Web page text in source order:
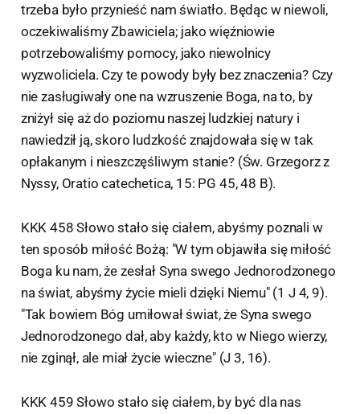
trzeba było przynieść nam światło. Będąc w niewoli,
oczekiwaliśmy Zbawiciela; jako więźniowie
potrzebowaliśmy pomocy, jako niewolnicy
wyzwoliciela. Czy te powody były bez znaczenia? Czy
nie zasługiwały one na wzruszenie Boga, na to, by
zniżył się aż do poziomu naszej ludzkiej natury i
nawiedził ją, skoro ludzkość znajdowała się w tak
opłakanym i nieszczęśliwym stanie? (Św. Grzegorz z
Nyssy, Oratio catechetica, 15: PG 45, 48 B).
KKK 458 Słowo stało się ciałem, abyśmy poznali w
ten sposób miłość Bożą: "W tym objawiła się miłość
Boga ku nam, że zesłał Syna swego Jednorodzonego
na świat, abyśmy życie mieli dzięki Niemu" (1 J 4, 9).
"Tak bowiem Bóg umiłował świat, że Syna swego
Jednorodzonego dał, aby każdy, kto w Niego wierzy,
nie zginął, ale miał życie wieczne" (J 3, 16).
KKK 459 Słowo stało się ciałem, by być dla nas